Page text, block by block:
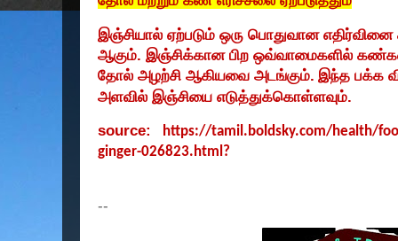
இஞ்சியால் ஏற்படும் ஒரு பொதுவான எதிர்வினை
ஆகும். இஞ்சிக்கான பிற ஒவ்வாமைகளில் கண்கள்
தோல் அழற்சி ஆகியவை அடங்கும். இந்த பக்க
அளவில் இஞ்சியை எடுத்துக்கொள்ளவும்.
source:
https://tamil.boldsky.com/health/
ginger-026823.html?
--